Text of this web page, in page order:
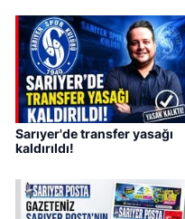
Sarıyer'de transfer yasağı
kaldırıldı!